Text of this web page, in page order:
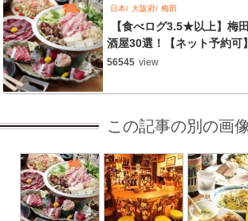
日本 大阪府 梅田
【食べログ3.5★以上】梅
酒屋30選！【ネット予約可】
56545 view
この記事の別の画像